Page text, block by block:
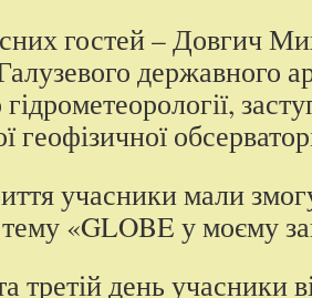
гостей ­­– Довгич
державного
геофізичної
учасники мали
«GLOBE у моєму
третій день учасники